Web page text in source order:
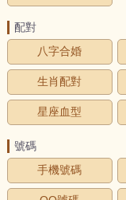
配對
八字合婚
生肖配對
星座血型
號碼
手機號碼